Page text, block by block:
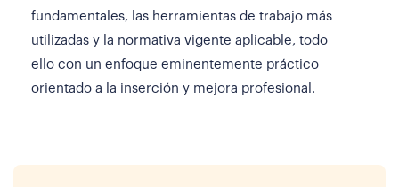
fundamentales, las herramientas de trabajo más
utilizadas y la normativa vigente aplicable, todo
ello con un enfoque eminentemente práctico
orientado a la inserción y mejora profesional.